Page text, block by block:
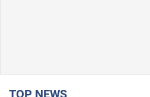
TOP NEWS